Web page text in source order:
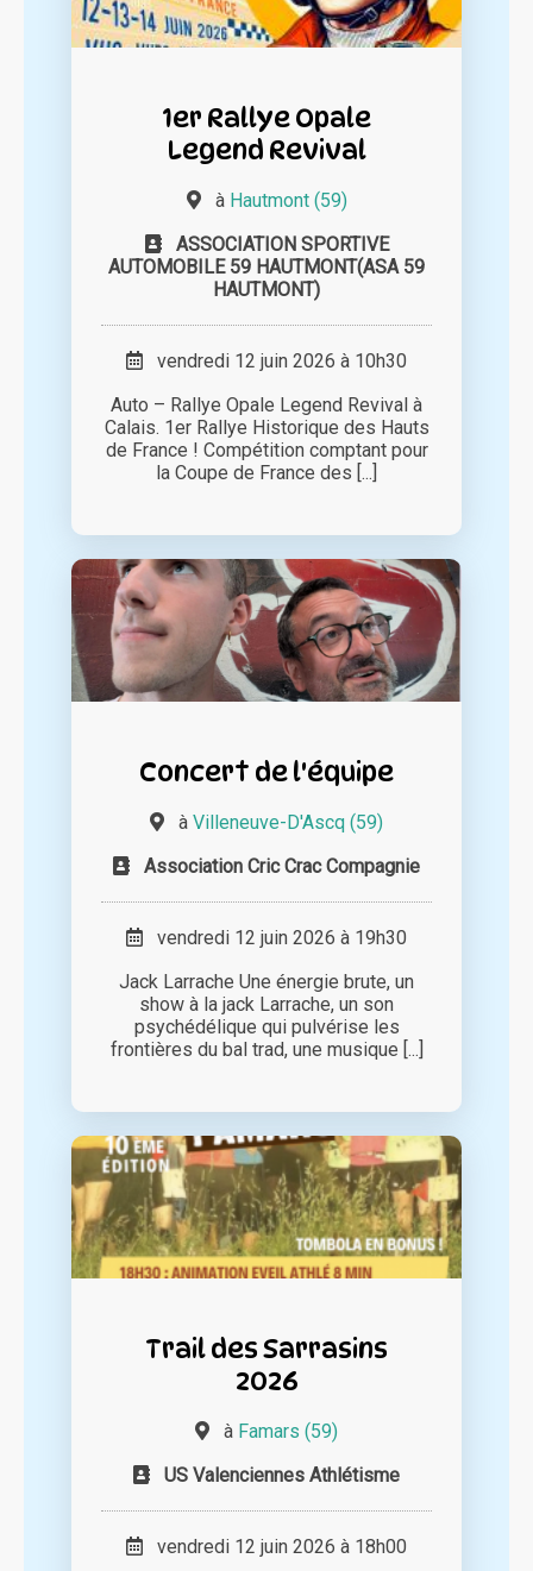
1er Rallye Opale
Legend Revival
à Hautmont (59)
ASSOCIATION SPORTIVE
AUTOMOBILE 59 HAUTMONT(ASA 59
HAUTMONT)
vendredi 12 juin 2026 à 10h30
Auto – Rallye Opale Legend Revival à
Calais. 1er Rallye Historique des Hauts
de France ! Compétition comptant pour
la Coupe de France des [...]
Concert de l'équipe
à Villeneuve-D'Ascq (59)
Association Cric Crac Compagnie
vendredi 12 juin 2026 à 19h30
Jack Larrache Une énergie brute, un
show à la jack Larrache, un son
psychédélique qui pulvérise les
frontières du bal trad, une musique [...]
Trail des Sarrasins
2026
à Famars (59)
US Valenciennes Athlétisme
vendredi 12 juin 2026 à 18h00